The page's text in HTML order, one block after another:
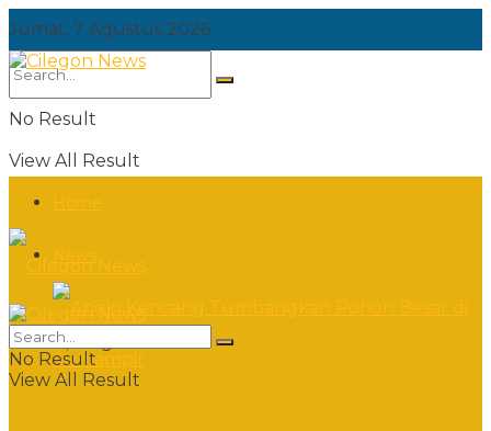
Jumat, 7 Agustus 2026
No Result
View All Result
Jumat, 7 Agustus 2026
No Result
View All Result